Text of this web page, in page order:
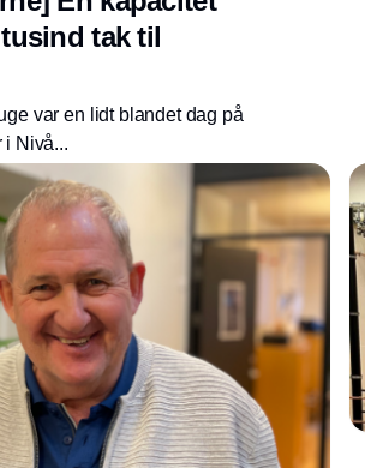
tak til
var en lidt blandet dag på
i Nivå...